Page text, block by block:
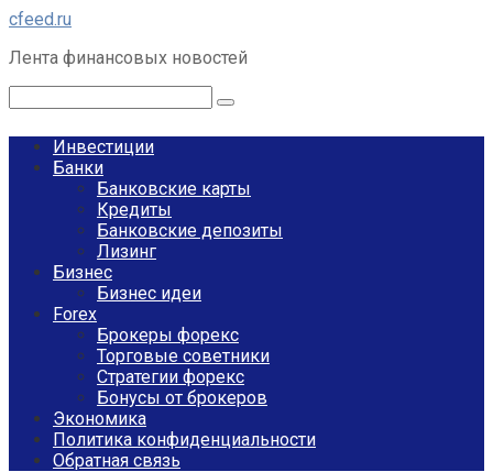
Перейти
контенту
cfeed.ru
Лента финансовых новостей
Инвестиции
Банки
Банковские карты
Кредиты
Банковские депозиты
Лизинг
Бизнес
Бизнес идеи
Forex
Брокеры форекс
Торговые советники
Стратегии форекс
Бонусы от брокеров
Экономика
Политика конфиденциальности
Обратная связь